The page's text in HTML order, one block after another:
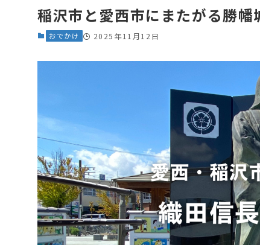
稲沢市と愛西市にまたがる勝
おでかけ 2025年11月12日